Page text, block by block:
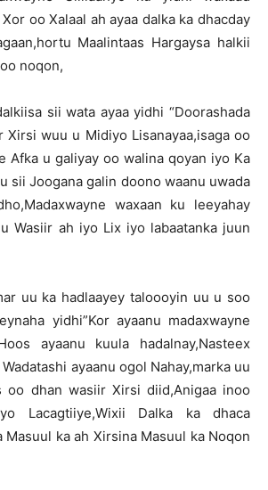
oo Xalaal ah ayaa dalka ka dhacday
Maalintaas Hargaysa halkii
noqon,
sii wata ayaa yidhi “Doorashada
Xirsi wuu u Midiyo Lisanayaa,isaga oo
Afka u galiyay oo walina qoyan iyo Ka
sii Joogana galin doono waanu uwada
waxaan ku leeyahay
Wasiir ah iyo Lix iyo labaatanka juun
uu ka hadlaayey taloooyin uu u soo
yidhi”Kor ayaanu madaxwayne
ayaanu kuula hadalnay,Nasteex
ayaanu ogol Nahay,marka uu
oo dhan wasiir Xirsi diid,Anigaa inoo
Lacagtiiye,Wixii Dalka ka dhaca
Masuul ka ah Xirsina Masuul ka Noqon